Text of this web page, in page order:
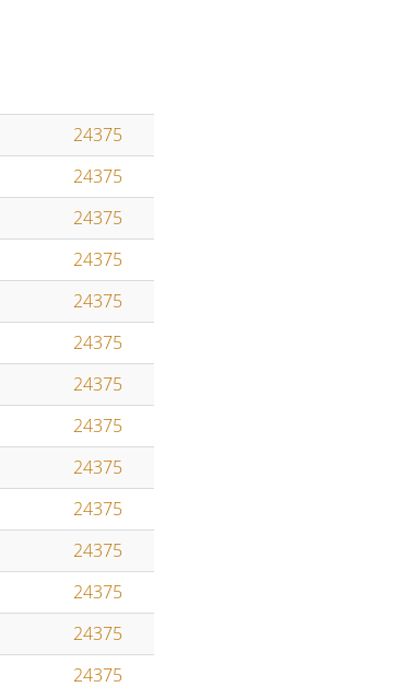
24375
24375
24375
24375
24375
24375
24375
24375
24375
24375
24375
24375
24375
24375